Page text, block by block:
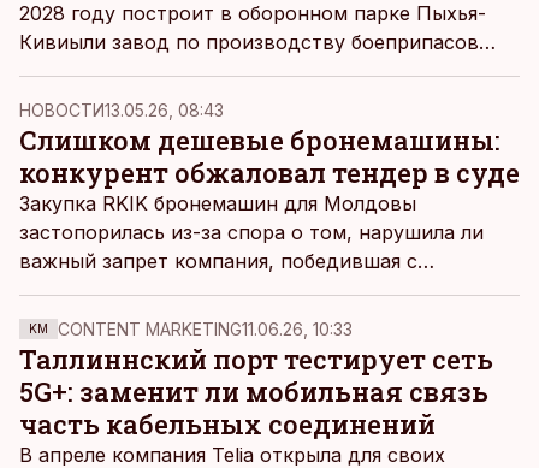
2028 году построит в оборонном парке Пыхья-
Кивиыли завод по производству боеприпасов
стоимостью 300 млн евро, пообещав создать в
регионе до тысячи рабочих мест. Однако
биография основателя и руководителя компании
более чем пестрая.
НОВОСТИ13.05.26, 08:43
Слишком дешевые бронемашины:
конкурент обжаловал тендер в суде
Закупка RKIK бронемашин для Молдовы
застопорилась из-за спора о том, нарушила ли
важный запрет компания, победившая с
предложением, которое было на треть дешевле
остальных.
KM CONTENT MARKETING11.06.26, 10:33
Таллиннский порт тестирует сеть
5G+: заменит ли мобильная связь
часть кабельных соединений
В апреле компания Telia открыла для своих